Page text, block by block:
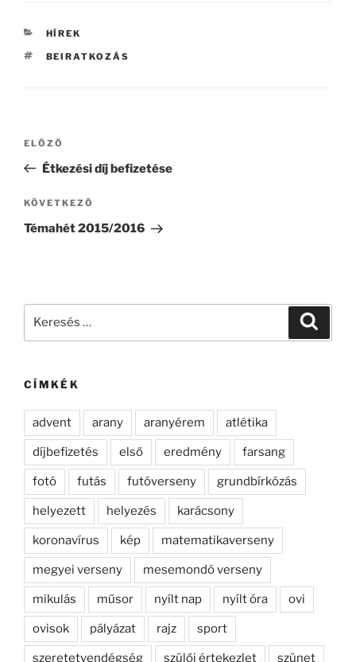
KATEGÓRIÁK
HÍREK
CÍMKÉK
BEIRATKOZÁS
Bejegyzés
navigáció
Korábbi
bejegyzés
ELŐZŐ
Étkezési díj befizetése
Következő
bejegyzés
KÖVETKEZŐ
Témahét 2015/2016
CÍMKÉK
advent arany aranyérem atlétika
díjbefizetés első eredmény farsang
fotó futás futóverseny grundbírkózás
helyezett helyezés karácsony
koronavírus kép matematikaverseny
megyei verseny mesemondó verseny
mikulás műsor nyílt nap nyílt óra ovi
ovisok pályázat rajz sport
szeretetvendégség szülői értekezlet szünet